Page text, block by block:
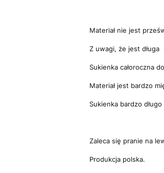
Materiał nie jest
Z uwagi, że jest długa
Sukienka całoroczna
Materiał jest bardzo
Sukienka bardzo
Zaleca się pranie na
Produkcja polska.